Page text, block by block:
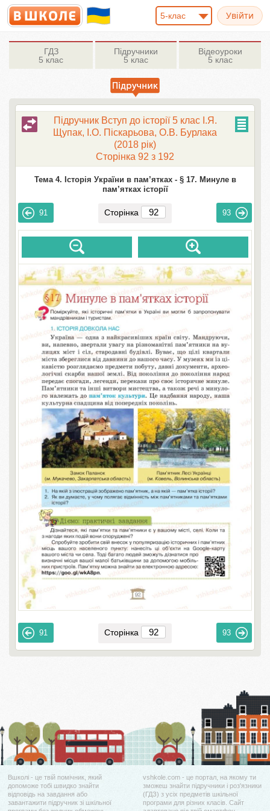
5-клас
ГДЗ
5 клас
Підручники
5 клас
Відеоуроки
5 клас
Підручник Вступ до історії 5 клас І.Я.
Щупак, І.О. Піскарьова, О.В. Бурлака
(2018 рік)
Сторінка 92 з 192
Тема 4. Історія України в пам’ятках - § 17. Минуле в
пам’ятках історії
91 Сторінка 93
91 Сторінка 93
Вшколі - це твій помічник, який
допоможе тобі швидко знайти
відповідь на завдання або
завантажити підручник зі шкільної
vshkole.com - це портал, на якому ти
зможеш знайти підручники і роз'язники
(ГДЗ) з усіх предметів шкільної
програми для різних класів. Сайт